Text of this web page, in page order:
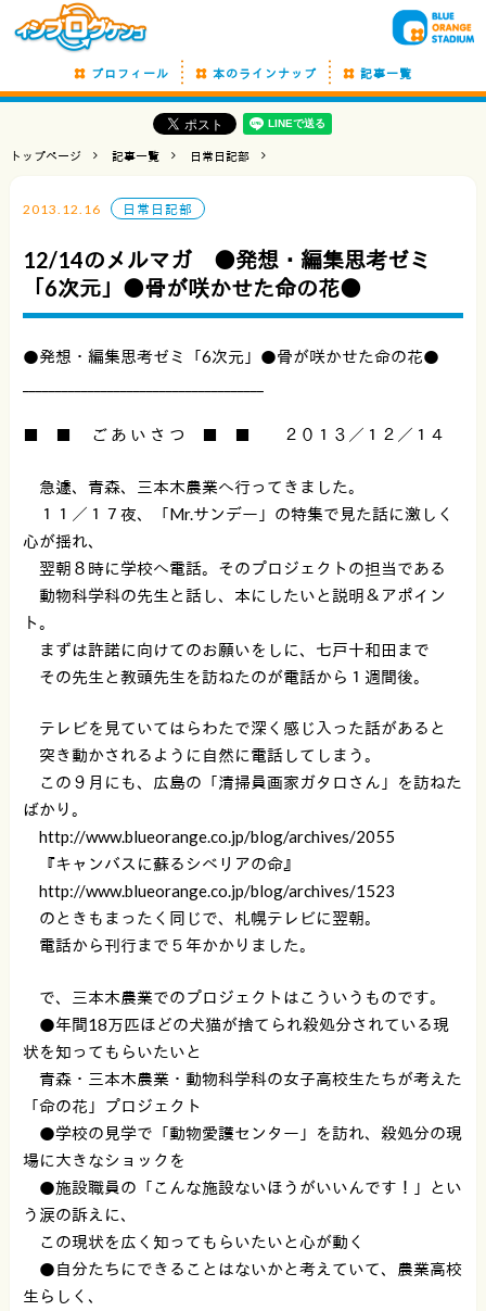
プロフィール 本のラインナップ 記事一覧
トップページ 記事一覧 日常日記部
2013.12.16 日常日記部
12/14のメルマガ ●発想・編集思考ゼミ
「6次元」●骨が咲かせた命の花●
●発想・編集思考ゼミ「6次元」●骨が咲かせた命の花●
■ ■ ご あ い さ つ ■ ■ ２０１３／１２／１４
急遽、青森、三本木農業へ行ってきました。
１１／１７夜、「Mr.サンデー」の特集で見た話に激しく
心が揺れ、
翌朝８時に学校へ電話。そのプロジェクトの担当である
動物科学科の先生と話し、本にしたいと説明＆アポイン
ト。
まずは許諾に向けてのお願いをしに、七戸十和田まで
その先生と教頭先生を訪ねたのが電話から１週間後。
テレビを見ていてはらわたで深く感じ入った話があると
突き動かされるように自然に電話してしまう。
この９月にも、広島の「清掃員画家ガタロさん」を訪ねた
ばかり。
http://www.blueorange.co.jp/blog/archives/2055
『キャンバスに蘇るシベリアの命』
http://www.blueorange.co.jp/blog/archives/1523
のときもまったく同じで、札幌テレビに翌朝。
電話から刊行まで５年かかりました。
で、三本木農業でのプロジェクトはこういうものです。
●年間18万匹ほどの犬猫が捨てられ殺処分されている現
状を知ってもらいたいと
青森・三本木農業・動物科学科の女子高校生たちが考えた
「命の花」プロジェクト
●学校の見学で「動物愛護センター」を訪れ、殺処分の現
場に大きなショックを
●施設職員の「こんな施設ないほうがいいんです！」とい
う涙の訴えに、
この現状を広く知ってもらいたいと心が動く
●自分たちにできることはないかと考えていて、農業高校
生らしく、